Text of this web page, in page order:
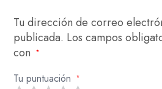
Tu dirección de correo
publicada. Los campos
con
*
Tu puntuación *